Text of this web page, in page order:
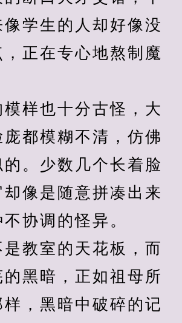
像学生的人却好像没
正在专心地熬制魔
也十分古怪，大
都模糊不清，仿佛
。少数几个长着脸
像是随意拼凑出来
协调的怪异。
室的天花板，而
黑暗，正如祖母所
，黑暗中破碎的记